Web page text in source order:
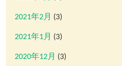
2021年2月 (3)
2021年1月 (3)
2020年12月 (3)